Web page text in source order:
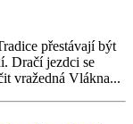
přestávají být
Dračí jezdci se
vražedná Vlákna...